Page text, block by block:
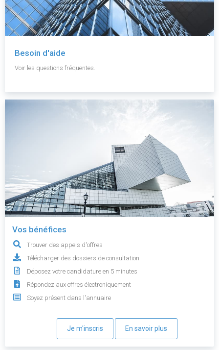
Besoin d'aide
Voir les questions fréquentes.
Vos bénéfices
Trouver des appels d'offres
Télécharger des dossiers de consultation
Déposez votre candidature en 5 minutes
Répondez aux offres électroniquement
Soyez présent dans l'annuaire
Je m'inscris En savoir plus